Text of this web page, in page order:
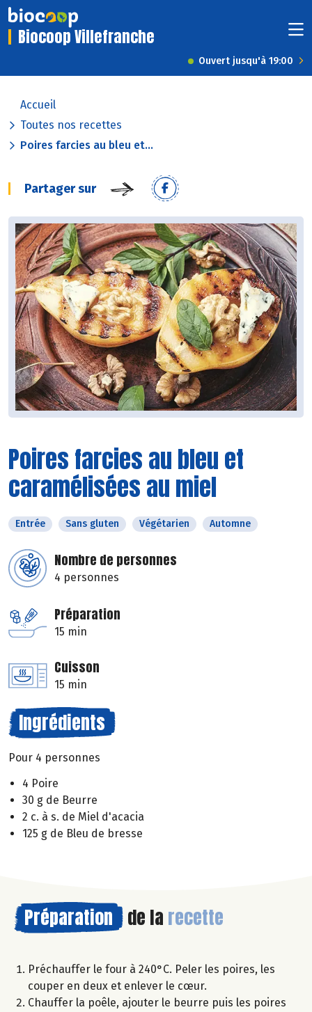
Biocoop Villefranche
Ouvert jusqu'à 19:00
Accueil
Toutes nos recettes
Poires farcies au bleu et...
Partager sur
Poires farcies au bleu et
caramélisées au miel
Entrée Sans gluten Végétarien Automne
Nombre de personnes
4 personnes
Préparation
15 min
Cuisson
15 min
Ingrédients
Pour 4 personnes
4 Poire
30 g de Beurre
2 c. à s. de Miel d'acacia
125 g de Bleu de bresse
Préparation de la recette
Préchauffer le four à 240°C. Peler les poires, les
couper en deux et enlever le cœur.
Chauffer la poêle, ajouter le beurre puis les poires